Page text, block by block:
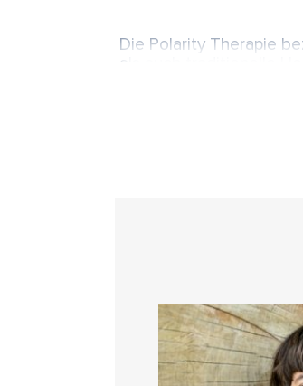
Die Polarity Therapie
als auch traditionelle
Therapiesystem,